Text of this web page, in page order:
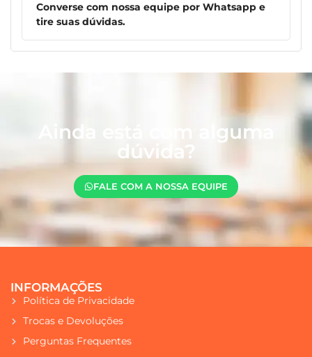
Converse com nossa equipe por Whatsapp e
tire suas dúvidas.
Ainda está com alguma
dúvida?
FALE COM A NOSSA EQUIPE
INFORMAÇÕES
Política de Privacidade
Trocas e Devoluções
Perguntas Frequentes